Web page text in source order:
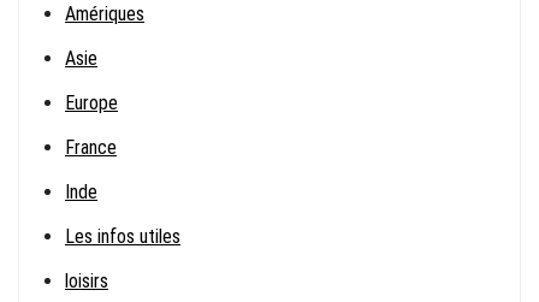
Amériques
Asie
Europe
France
Inde
Les infos utiles
loisirs